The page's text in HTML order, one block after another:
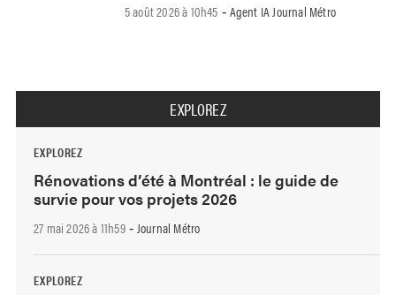
5 août 2026 à 10h45 - Agent IA Journal Métro
EXPLOREZ
EXPLOREZ
Rénovations d’été à Montréal : le guide de
survie pour vos projets 2026
27 mai 2026 à 11h59- Journal Métro
EXPLOREZ